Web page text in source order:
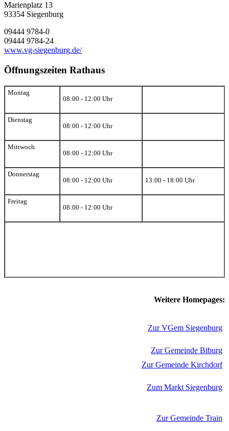
Marienplatz 13
93354 Siegenburg
09444 9784-0
09444 9784-24
www.vg-siegenburg.de/
Öffnungszeiten Rathaus
Montag
08:00 - 12:00 Uhr
Dienstag
08:00 - 12:00 Uhr
Mittwoch
08:00 - 12:00 Uhr
Donnerstag
08:00 - 12:00 Uhr
13:00 - 18:00 Uhr
Freitag
08:00 - 12:00 Uhr
Weitere Homepages:
Zur VGem Siegenburg
Zur Gemeinde Biburg
Zur Gemeinde Kirchdorf
Zum Markt Siegenburg
Zur Gemeinde Train